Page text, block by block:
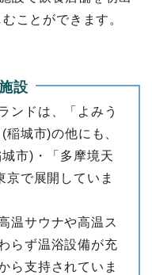
ことができます。
設
ンドは、「よみう
城市)の他にも、
市)・「多摩境天
で展開していま
温サウナや高温ス
らず温浴設備が充
ら支持されていま